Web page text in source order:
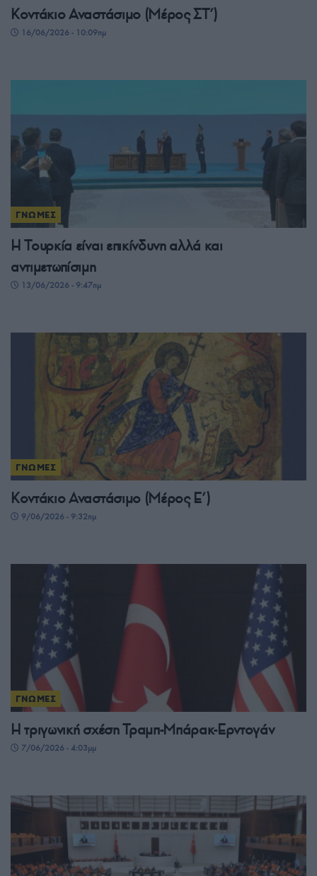
Κοντάκιο Αναστάσιμο (Μέρος ΣΤ’)
16/06/2026 - 10:09πμ
ΓΝΩΜΕΣ
Η Τουρκία είναι επικίνδυνη αλλά και
αντιμετωπίσιμη
13/06/2026 - 9:47πμ
ΓΝΩΜΕΣ
Κοντάκιο Αναστάσιμο (Μέρος Ε’)
9/06/2026 - 9:32πμ
ΓΝΩΜΕΣ
Η τριγωνική σχέση Τραμπ-Μπάρακ-Ερντογάν
7/06/2026 - 4:03μμ